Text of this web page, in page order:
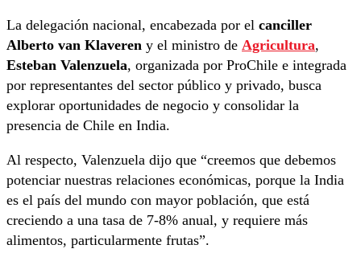
La delegación nacional, encabezada por el canciller
Alberto van Klaveren y el ministro de Agricultura,
Esteban Valenzuela, organizada por ProChile e integrada
por representantes del sector público y privado, busca
explorar oportunidades de negocio y consolidar la
presencia de Chile en India.
Al respecto, Valenzuela dijo que “creemos que debemos
potenciar nuestras relaciones económicas, porque la India
es el país del mundo con mayor población, que está
creciendo a una tasa de 7-8% anual, y requiere más
alimentos, particularmente frutas”.